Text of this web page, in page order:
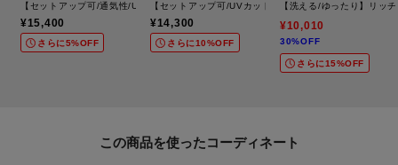
た、パソコン・スマートフォンなどの環境により、若干製品と画像のカラー
が異なる場合もございます。
【セットアップ可/通気性/UVカット】エアリークールブラウス
¥15,400
さらに5%OFF
【セットアップ可/UVカット/前後2WAY】リラクシーフ
¥14,300
さらに10%OFF
【洗える/ゆったり】リッ
¥10,010
30%OFF
さらに15%OFF
この商品を使った